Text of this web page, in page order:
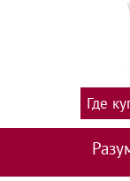
Где